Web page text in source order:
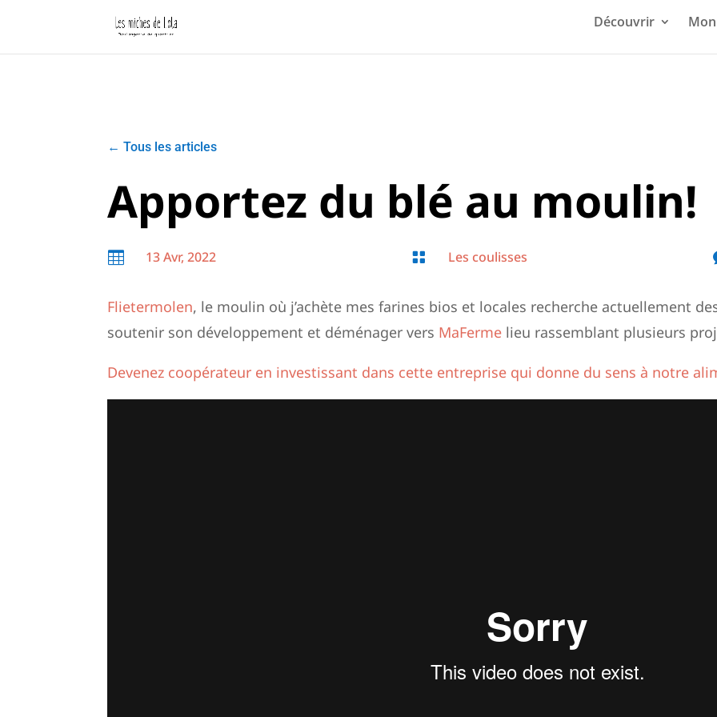
Découvrir
←Tous les articles
Apportez du blé au moulin!
 13 Avr, 2022  Les coulisses
Flietermolen, le moulin où j’achète mes farines bios et locales recherche actuellement
soutenir son développement et déménager vers MaFerme lieu rassemblant plusieurs
Devenez coopérateur en investissant dans cette entreprise qui donne du sens à notre